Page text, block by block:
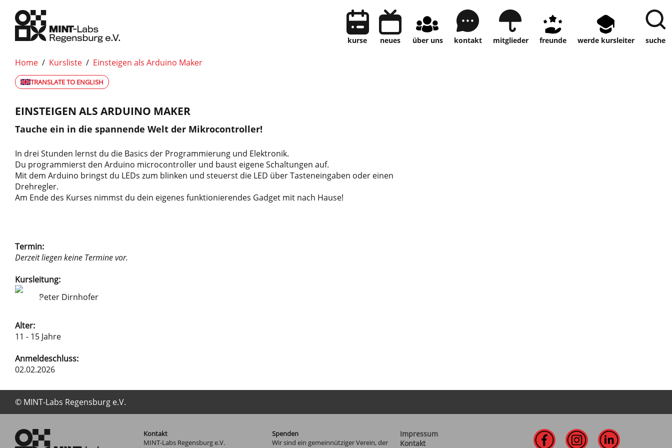
kurse neues über uns kontakt mitglieder freunde werde kursleiter suche
Home / Kursliste / Einsteigen als Arduino Maker
TRANSLATE TO ENGLISH
EINSTEIGEN ALS ARDUINO MAKER
Tauche ein in die spannende Welt der Mikrocontroller!
In drei Stunden lernst du die Basics der Programmierung und Elektronik.
Du programmierst den Arduino microcontroller und baust eigene Schaltungen auf.
Mit dem Arduino bringst du LEDs zum blinken und steuerst die LED über Tasteneingaben oder einen
Drehregler.
Am Ende des Kurses nimmst du dein eigenes funktionierendes Gadget mit nach Hause!
Termin:
Derzeit liegen keine Termine vor.
Kursleitung:
Peter Dirnhofer
Alter:
11 - 15 Jahre
Anmeldeschluss:
02.02.2026
© MINT-Labs Regensburg e.V.
Kontakt
MINT-Labs Regensburg e.V.
Spenden
Wir sind ein gemeinnütziger Verein, der
Impressum
Kontakt